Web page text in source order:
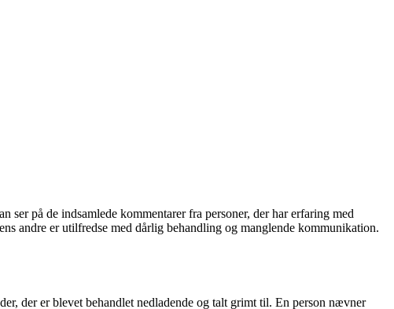
ser på de indsamlede kommentarer fra personer, der har erfaring med
andre er utilfredse med dårlig behandling og manglende kommunikation.
der er blevet behandlet nedladende og talt grimt til. En person nævner